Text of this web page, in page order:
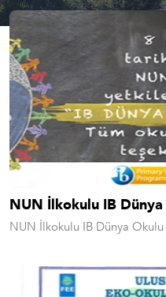
NUN İlkokulu IB
NUN İlkokulu IB Dünya